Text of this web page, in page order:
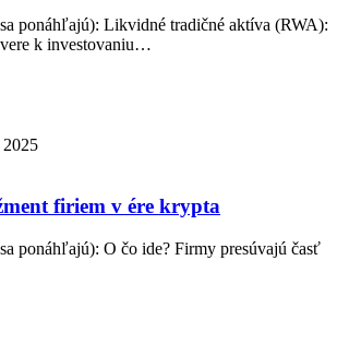
ponáhľajú): Likvidné tradičné aktíva (RWA):
k investovaniu…
2025
firiem v ére krypta
ponáhľajú): O čo ide? Firmy presúvajú časť